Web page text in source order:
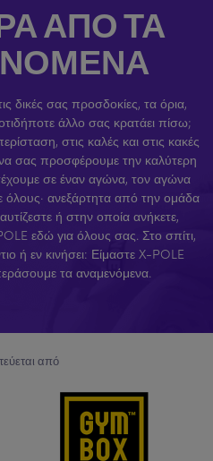
ΑΠΌ ΤΑ
δικές σας προσδοκίες, τα όρια,
άλλο σας κρατάει πίσω;
στις καλές και στις κακές
σας προσφέρουμε την καλύτερη
σε έναν αγώνα, τον αγώνα
ανεξάρτητα από την ομάδα
ή στην οποία ανήκετε,
εδώ για όλους σας. Στο σπίτι,
ή εν κινήσει: Είμαστε X-POLE
τα αναμενόμενα.
από